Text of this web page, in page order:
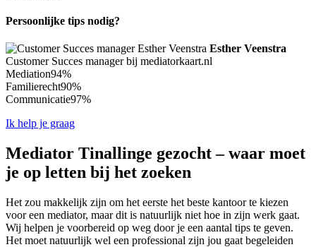
Persoonlijke tips nodig?
Esther Veenstra
Customer Succes manager bij mediatorkaart.nl
Mediation94%
Familierecht90%
Communicatie97%
Ik help je graag
Mediator Tinallinge gezocht – waar moet
je op letten bij het zoeken
Het zou makkelijk zijn om het eerste het beste kantoor te kiezen
voor een mediator, maar dit is natuurlijk niet hoe in zijn werk gaat.
Wij helpen je voorbereid op weg door je een aantal tips te geven.
Het moet natuurlijk wel een professional zijn jou gaat begeleiden